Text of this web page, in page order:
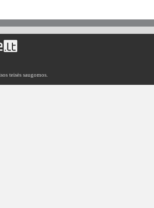
teisės saugomos.